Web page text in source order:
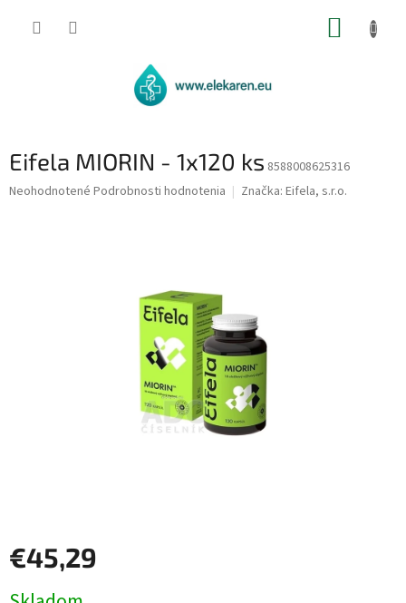
Eifela MIORIN - 1x120 ks 8588008625316
Priemerné
Neohodnotené Podrobnosti hodnotenia Značka: Eifela, s.r.o.
€45,29